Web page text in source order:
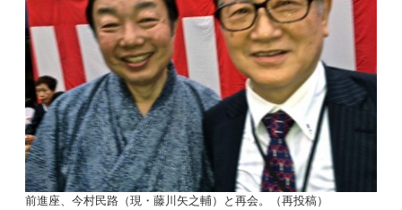
前進座、今村民路（現・藤川矢之輔）と再会。（再投稿）